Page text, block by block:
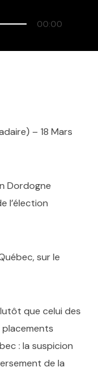
00:00
– 18 Mars
Dordogne
l’élection
sur le
que celui des
: la suspicion
de la